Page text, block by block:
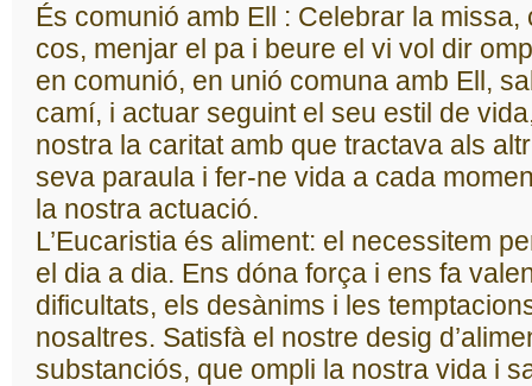
És comunió amb Ell : Celebrar la
cos, menjar el pa i beure el vi vol dir
en comunió, en unió comuna amb Ell,
camí, i actuar seguint el seu estil de
nostra la caritat amb que tractava als
seva paraula i fer-ne vida a cada
la nostra actuació.
L’Eucaristia és aliment: el necessitem
el dia a dia. Ens dóna força i ens fa
dificultats, els desànims i les
nosaltres. Satisfà el nostre desig
substanciós, que ompli la nostra vida i